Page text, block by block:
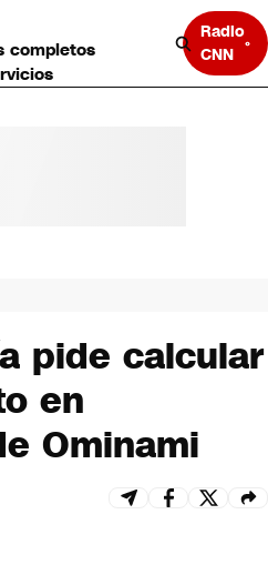
completos
Radio
CNN
pide calcular
en
Ominami